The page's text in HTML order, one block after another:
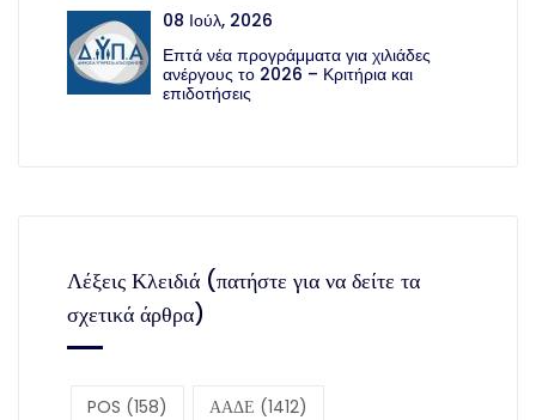
08 Ιούλ, 2026
Επτά νέα προγράμματα για χιλιάδες
ανέργους το 2026 – Κριτήρια και
επιδοτήσεις
Λέξεις Κλειδιά (πατήστε για να δείτε τα
σχετικά άρθρα)
POS (158) ΑΑΔΕ (1412)